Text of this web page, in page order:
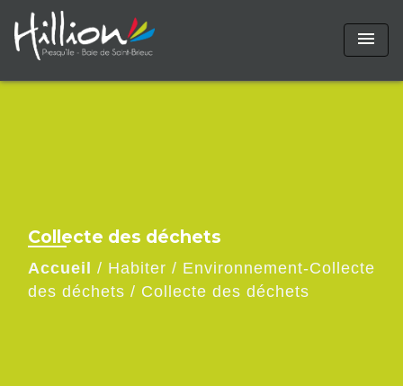
menu
Collecte des déchets
Accueil / Habiter / Environnement-Collecte
des déchets / Collecte des déchets